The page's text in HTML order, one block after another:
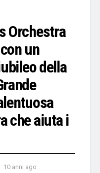
Orchestra
un
della
che aiuta i
10 anni ago